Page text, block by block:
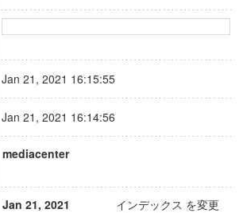
Jan 21, 2021 16:15:55
Jan 21, 2021 16:14:56
mediacenter
Jan 21, 2021 インデックス を変更